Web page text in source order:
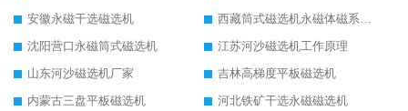
安徽永磁干选磁选机
西藏筒式磁选机永磁体磁系设计
沈阳营口永磁筒式磁选机
江苏河沙磁选机工作原理
山东河沙磁选机厂家
吉林高梯度平板磁选机
内蒙古三盘平板磁选机
河北铁矿干选永磁磁选机